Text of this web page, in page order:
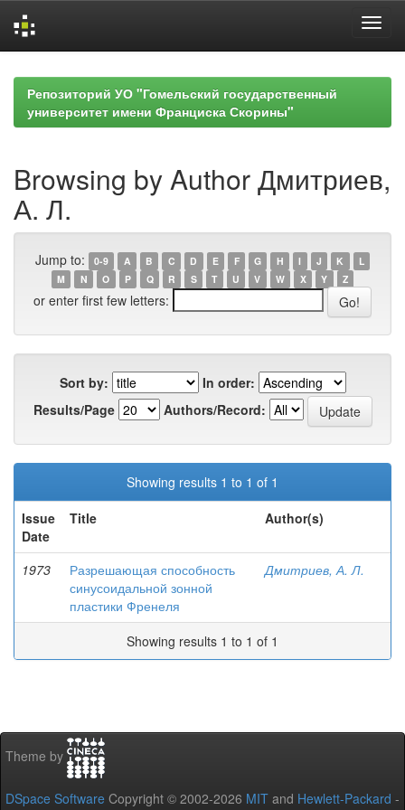
navigationРепозиторий УО "Гомельский государственный
университет имени Франциска Скорины"
Browsing by Author Дмитриев,
А. Л.
Jump to: 0-9 A B C D E F G H I J K
L
M
N O P Q R S T U V W X Y Z
or enter first few letters:
Sort by:
In order:
Results/Page
Authors/Record:
Showing results 1 to 1 of 1
Issue
Date
Title Author(s)
1973
Разрешающая способность
синусоидальной зонной
пластики Френеля
Дмитриев, А. Л.
Showing results 1 to 1 of 1
Theme by
DSpace Software Copyright © 2002-2026 MIT and Hewlett-Packard -